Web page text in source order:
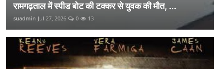
रामगढ़ताल में स्पीड बोट की टक्कर से युवक की मौत, ...
suadmin Jul 27, 2026 0 13